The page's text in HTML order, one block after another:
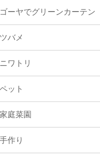
ゴーヤでグリーンカーテン
ツバメ
ニワトリ
ペット
家庭菜園
手作り